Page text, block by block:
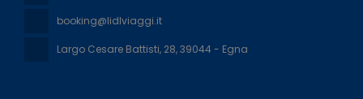
booking@lidlviaggi.it
Largo Cesare Battisti, 28, 39044 - Egna